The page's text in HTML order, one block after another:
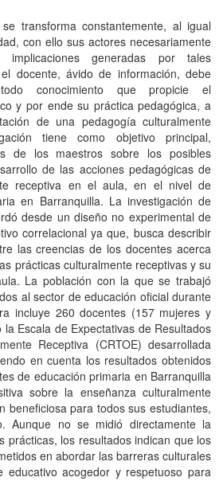
transforma constantemente, al igual
con ello sus actores necesariamente
generadas por tales
docente, ávido de información, debe
conocimiento que propicie el
y por ende su práctica pedagógica, a
de una pedagogía culturalmente
tiene como objetivo principal,
de los maestros sobre los posibles
de las acciones pedagógicas de
receptiva en el aula, en el nivel de
en Barranquilla. La investigación de
desde un ​​diseño no experimental de
correlacional ya que, busca describir
las creencias de los docentes acerca
prácticas culturalmente receptivas y su
La población con la que se trabajó
al sector de educación oficial durante
incluye 260 docentes (157 mujeres y
Escala de Expectativas de Resultados
Receptiva (CRTOE) desarrollada
en cuenta los resultados obtenidos
de educación primaria en Barranquilla
sobre la enseñanza culturalmente
beneficiosa para todos sus estudiantes,
Aunque no se midió directamente la
prácticas, los resultados indican que los
en abordar las barreras culturales
acogedor y respetuoso para